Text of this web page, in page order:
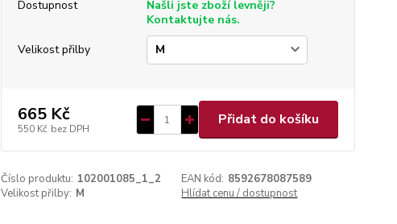
Dostupnost
Našli jste zboží levněji?
Kontaktujte nás.
Velikost přilby
665 Kč
550 Kč bez DPH
Přidat do košíku
Číslo produktu: 102001085_1_2 EAN kód: 8592678087589
Velikost přilby: M Hlídat cenu / dostupnost